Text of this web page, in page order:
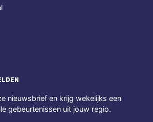
nieuwsbrief en krijg wekelijks een
gebeurtenissen uit jouw regio.